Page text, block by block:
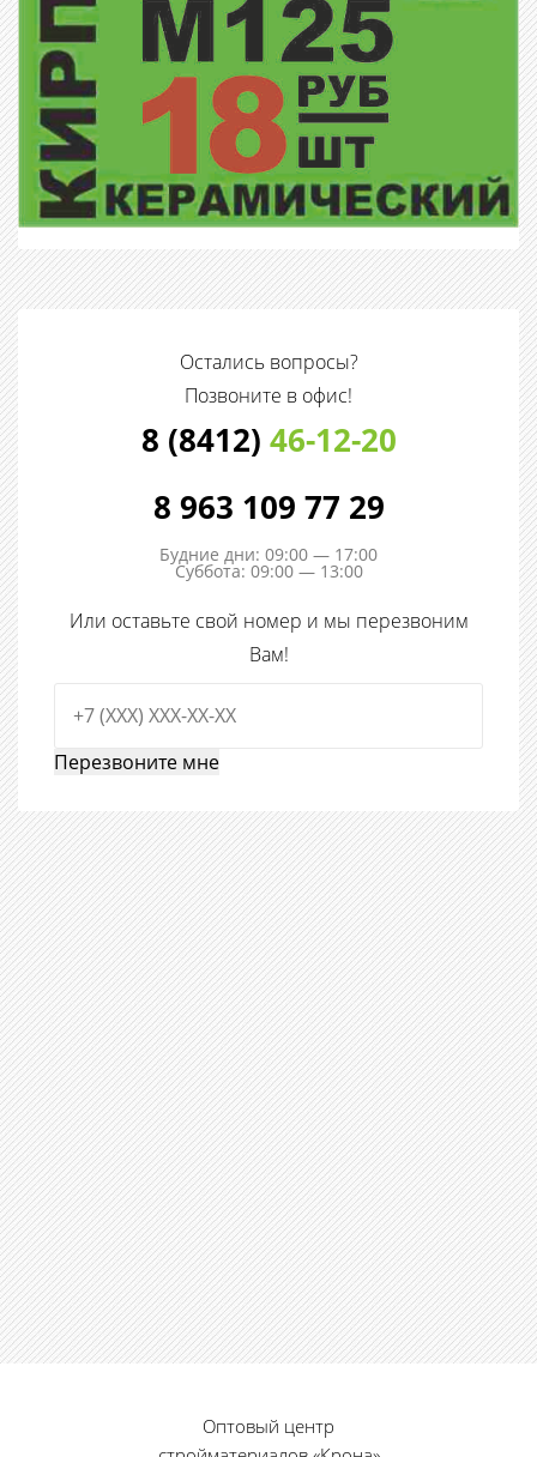
Остались вопросы?
Позвоните в офис!
8 (8412) 46-12-20
8 963 109 77 29
Будние дни: 09:00 — 17:00
Суббота: 09:00 — 13:00
Или оставьте свой номер и мы перезвоним
Вам!
Оптовый центр